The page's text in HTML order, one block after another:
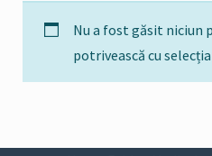
Nu a fost găsit niciun
potrivească cu